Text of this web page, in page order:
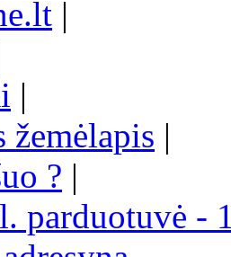
|
|
žemėlapis |
? |
parduotuvė -